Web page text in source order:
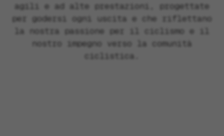
agili e ad alte prestazioni, progettate
per godersi ogni uscita e che riflettano
la nostra passione per il ciclismo e il
nostro impegno verso la comunità
ciclistica.